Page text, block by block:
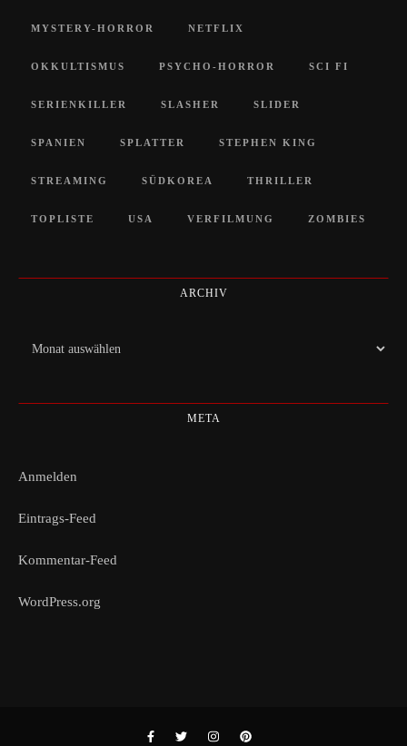
MYSTERY-HORROR NETFLIX
OKKULTISMUS PSYCHO-HORROR SCI FI
SERIENKILLER SLASHER SLIDER
SPANIEN SPLATTER STEPHEN KING
STREAMING SÜDKOREA THRILLER
TOPLISTE USA VERFILMUNG ZOMBIES
ARCHIV
Archiv
META
Anmelden
Eintrags-Feed
Kommentar-Feed
WordPress.org